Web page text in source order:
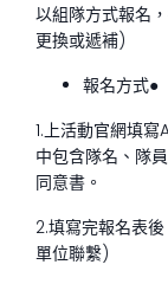
以組隊方式報名
更換或遞補)
報名方式●
1.上活動官網填
中包含隊名、隊
同意書。
2.填寫完報名表
單位聯繫)